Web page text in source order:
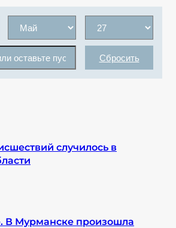
Сбросить
случилось в
В Мурманске произошла